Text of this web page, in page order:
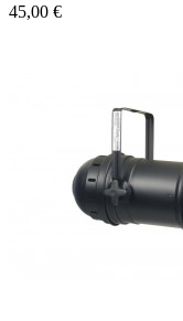
45,00 €